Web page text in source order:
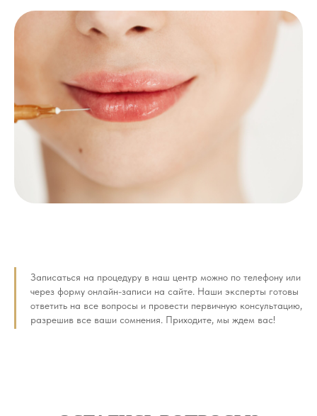
Записаться на процедуру в наш центр можно по телефону или
через форму онлайн-записи на сайте. Наши эксперты готовы
ответить на все вопросы и провести первичную консультацию,
разрешив все ваши сомнения. Приходите, мы ждем вас!